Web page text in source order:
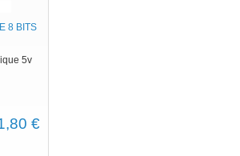
8 BITS
5v
€